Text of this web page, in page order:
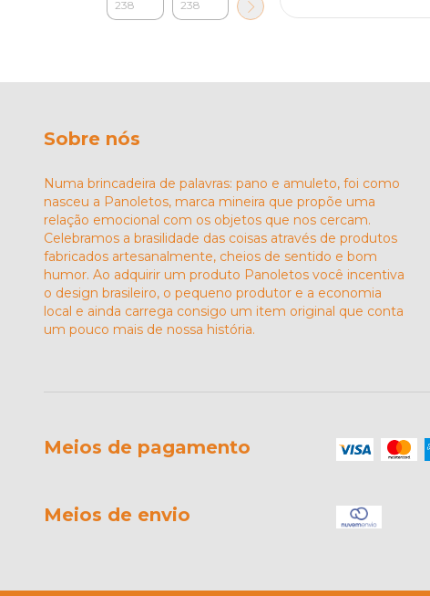
Sobre nós
Numa brincadeira de palavras: pano e amuleto, foi como
nasceu a Panoletos, marca mineira que propõe uma
relação emocional com os objetos que nos cercam.
Celebramos a brasilidade das coisas através de produtos
fabricados artesanalmente, cheios de sentido e bom
humor. Ao adquirir um produto Panoletos você incentiva
o design brasileiro, o pequeno produtor e a economia
local e ainda carrega consigo um item original que conta
um pouco mais de nossa história.
Meios de pagamento
Meios de envio